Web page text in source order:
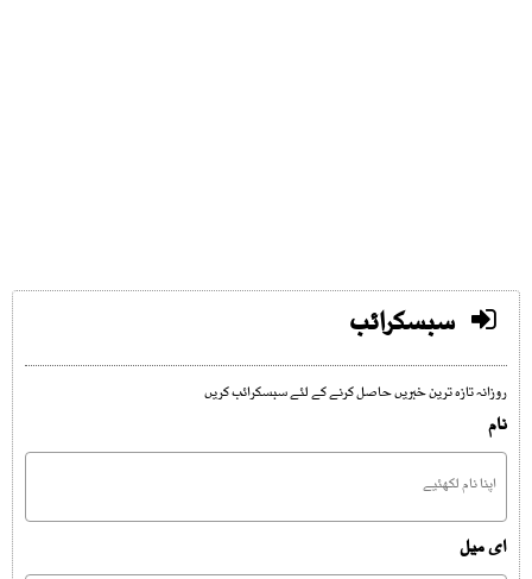
سبسکرائب
روزانہ تازہ ترین خبریں حاصل کرنے کے لئے سبسکرائب کریں
نام
ای میل